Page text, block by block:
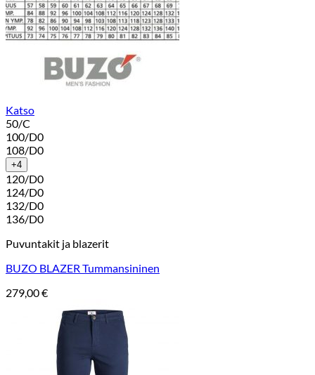
Katso
50/C
100/D0
108/D0
+4
120/D0
124/D0
132/D0
136/D0
Puvuntakit ja blazerit
BUZO BLAZER Tummansininen
279,00€